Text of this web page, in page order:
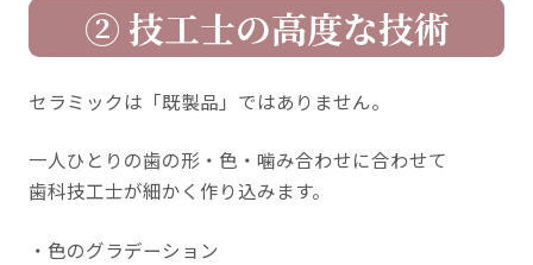
② 技工士の高度な技術
セラミックは「既製品」ではありません。
一人ひとりの歯の形・色・噛み合わせに合わせて
歯科技工士が細かく作り込みます。
・色のグラデーション